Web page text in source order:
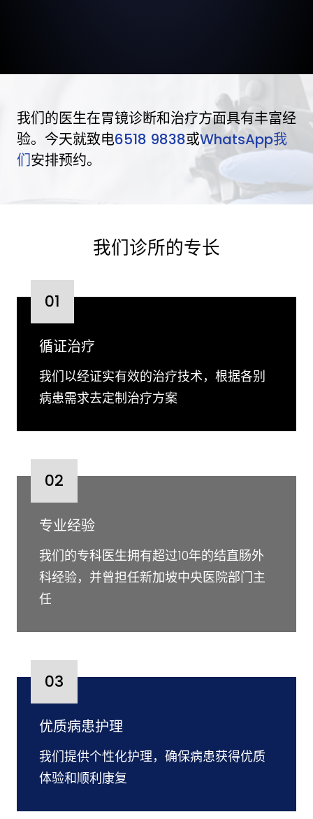
我们的医生在胃镜诊断和治疗方面具有丰富经
验。今天就致电6518 9838或WhatsApp我
们安排预约。
我们诊所的专长
01
循证治疗
我们以经证实有效的治疗技术，根据各别
病患需求去定制治疗方案
02
专业经验
我们的专科医生拥有超过10年的结直肠外
科经验，并曾担任新加坡中央医院部门主
任
03
优质病患护理
我们提供个性化护理，确保病患获得优质
体验和顺利康复